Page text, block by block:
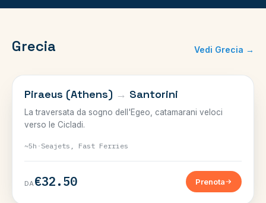
Grecia Vedi Grecia →
CICLADI
Piraeus (Athens) → Santorini
La traversata da sogno dell'Egeo, catamarani veloci
verso le Cicladi.
~5h · Seajets, Fast Ferries
DA€32.50 Prenota